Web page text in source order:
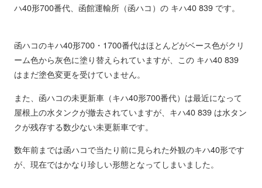
ハ40形700番代、函館運輸所（函ハコ）の キハ40 839 です。
函ハコのキハ40形700・1700番代はほとんどがベース色がクリ
ーム色から灰色に塗り替えられていますが、この キハ40 839
はまだ塗色変更を受けていません。
また、函ハコの未更新車（キハ40形700番代）は最近になって
屋根上の水タンクが撤去されていますが、キハ40 839 は水タン
クが残存する数少ない未更新車です。
数年前までは函ハコで当たり前に見られた外観のキハ40形です
が、現在ではかなり珍しい形態となってしまいました。